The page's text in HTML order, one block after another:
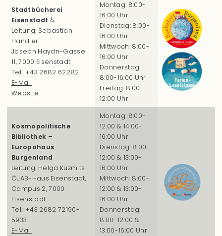
Stadtbücherei
Eisenstadt ♿
Leitung: Sebastian
Handler
Joseph Haydn-Gasse
11, 7000 Eisenstadt
Tel.: +43 2682 62282
E-Mail
Website
Montag: 8:00-
16:00 Uhr
Dienstag: 8:00-
16:00 Uhr
Mittwoch: 8:00-
16:00 Uhr
Donnerstag:
8:00-16:00 Uhr
Freitag: 8:00-
12:00 Uhr
Kosmopolitische
Bibliothek –
Europahaus
Burgenland
Leitung: Helga Kuzmits
ÖJAB-Haus Eisenstadt,
Campus 2, 7000
Eisenstadt
Tel.: +43 2682 72190-
5933
E-Mail
Montag: 8:00-
12:00 & 14:00-
16:00 Uhr
Dienstag: 8:00-
12:00 & 13:00-
16:00 Uhr
Mittwoch: 8:00-
12:00 & 13:00-
16:00 Uhr
Donnerstag:
8:00-12:00 &
13:00-16:00 Uhr